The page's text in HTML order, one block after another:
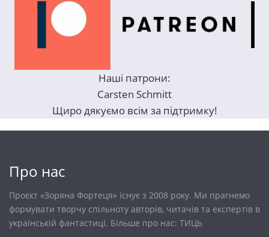
Наші патрони:
Carsten Schmitt
Щиро дякуємо всім за підтримку!
Про нас
Проєкт «Зоряна Фортеця» існує з 2008 року. Ми прагнемо
формувати творчу спільноту авторів, читачів та експертів в
українській фантастиці. Більше про нас: ТИЦЬ